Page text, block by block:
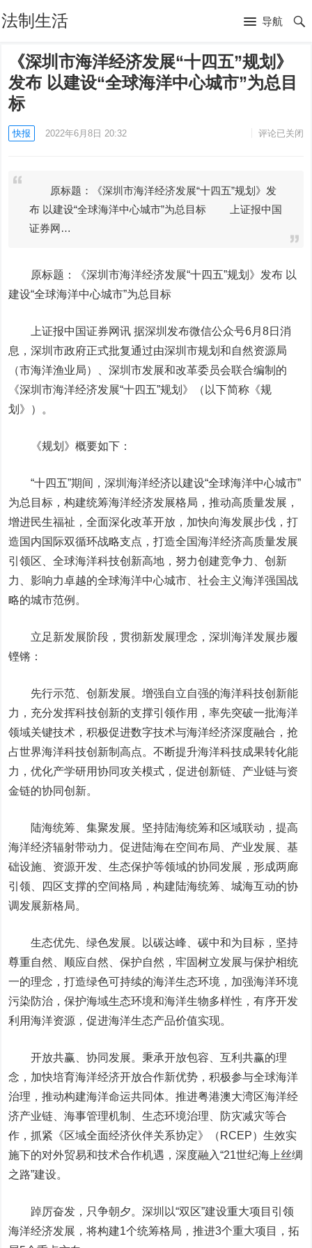
法制生活 导航
《深圳市海洋经济发展“十四五”规划》
发布 以建设“全球海洋中心城市”为总目
标
快报 2022年6月8日 20:32 评论已关闭
原标题：《深圳市海洋经济发展“十四五”规划》发
布 以建设“全球海洋中心城市”为总目标 上证报中国
证券网…
原标题：《深圳市海洋经济发展“十四五”规划》发布 以
建设“全球海洋中心城市”为总目标
上证报中国证券网讯 据深圳发布微信公众号6月8日消
息，深圳市政府正式批复通过由深圳市规划和自然资源局
（市海洋渔业局）、深圳市发展和改革委员会联合编制的
《深圳市海洋经济发展“十四五”规划》（以下简称《规
划》）。
《规划》概要如下：
“十四五”期间，深圳海洋经济以建设“全球海洋中心城市”
为总目标，构建统筹海洋经济发展格局，推动高质量发展，
增进民生福祉，全面深化改革开放，加快向海发展步伐，打
造国内国际双循环战略支点，打造全国海洋经济高质量发展
引领区、全球海洋科技创新高地，努力创建竞争力、创新
力、影响力卓越的全球海洋中心城市、社会主义海洋强国战
略的城市范例。
立足新发展阶段，贯彻新发展理念，深圳海洋发展步履
铿锵：
先行示范、创新发展。增强自立自强的海洋科技创新能
力，充分发挥科技创新的支撑引领作用，率先突破一批海洋
领域关键技术，积极促进数字技术与海洋经济深度融合，抢
占世界海洋科技创新制高点。不断提升海洋科技成果转化能
力，优化产学研用协同攻关模式，促进创新链、产业链与资
金链的协同创新。
陆海统筹、集聚发展。坚持陆海统筹和区域联动，提高
海洋经济辐射带动力。促进陆海在空间布局、产业发展、基
础设施、资源开发、生态保护等领域的协同发展，形成两廊
引领、四区支撑的空间格局，构建陆海统筹、城海互动的协
调发展新格局。
生态优先、绿色发展。以碳达峰、碳中和为目标，坚持
尊重自然、顺应自然、保护自然，牢固树立发展与保护相统
一的理念，打造绿色可持续的海洋生态环境，加强海洋环境
污染防治，保护海域生态环境和海洋生物多样性，有序开发
利用海洋资源，促进海洋生态产品价值实现。
开放共赢、协同发展。秉承开放包容、互利共赢的理
念，加快培育海洋经济开放合作新优势，积极参与全球海洋
治理，推动构建海洋命运共同体。推进粤港澳大湾区海洋经
济产业链、海事管理机制、生态环境治理、防灾减灾等合
作，抓紧《区域全面经济伙伴关系协定》（RCEP）生效实
施下的对外贸易和技术合作机遇，深度融入“21世纪海上丝绸
之路”建设。
踔厉奋发，只争朝夕。深圳以“双区”建设重大项目引领
海洋经济发展，将构建1个统筹格局，推进3个重大项目，拓